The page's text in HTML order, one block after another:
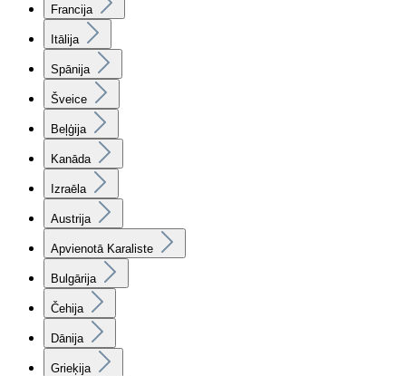
Francija
Itālija
Spānija
Šveice
Beļģija
Kanāda
Izraēla
Austrija
Apvienotā Karaliste
Bulgārija
Čehija
Dānija
Grieķija